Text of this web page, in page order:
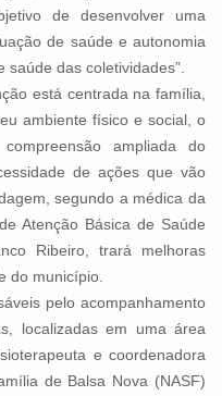
de desenvolver uma
de saúde e autonomia
das coletividades”.
centrada na família,
ambiente físico e social, o
ampliada do
de ações que vão
segundo a médica da
Atenção Básica de Saúde
Ribeiro, trará melhoras
do município.
pelo acompanhamento
localizadas em uma área
e coordenadora
de Balsa Nova (NASF)